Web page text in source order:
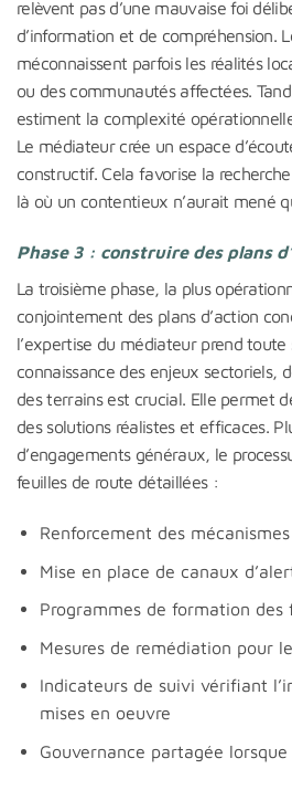
relèvent pas d’une mauvaise foi
d’information et de compréhension.
méconnaissent parfois les réalités
ou des communautés affectées.
estiment la complexité
Le médiateur crée un espace
constructif. Cela favorise la
là où un contentieux n’aurait mené
Phase 3 : construire des plans
La troisième phase, la plus
conjointement des plans d’action
l’expertise du médiateur prend toute
connaissance des enjeux sectoriels,
des terrains est crucial. Elle permet
des solutions réalistes et efficaces.
d’engagements généraux, le
feuilles de route détaillées :
Renforcement des
Mise en place de canaux
Programmes de formation des
Mesures de remédiation pour
Indicateurs de suivi vérifiant
mises en oeuvre
Gouvernance partagée lorsque